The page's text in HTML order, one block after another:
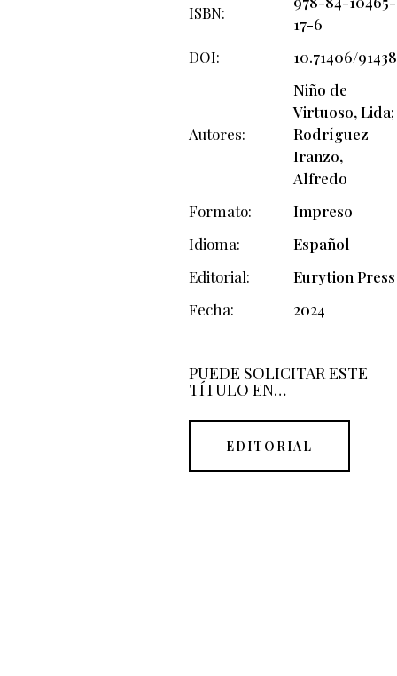
ISBN
17-6
DOI
10.71406/91438
Autores
Niño de
Virtuoso, Lida;
Rodríguez
Iranzo,
Alfredo
Formato
Impreso
Idioma
Español
Editorial
Eurytion Press
Fecha
2024
PUEDE SOLICITAR ESTE
TÍTULO EN…
EDITORIAL